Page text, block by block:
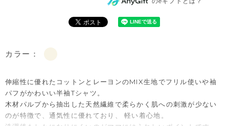
カラー：
伸縮性に優れたコットンとレーヨンのMIX生地でフリル使いや袖
パフがかわいい半袖Tシャツ。
木材パルプから抽出した天然繊維で柔らかく肌への刺激が少ない
のが特徴で、通気性に優れており、 軽い着心地。